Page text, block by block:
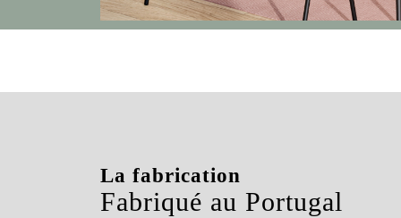
La fabrication
Fabriqué au Portugal